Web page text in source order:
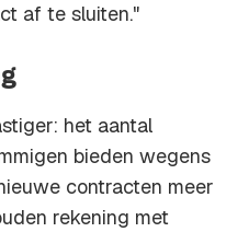
af te sluiten."
het aantal
bieden wegens
contracten meer
rekening met